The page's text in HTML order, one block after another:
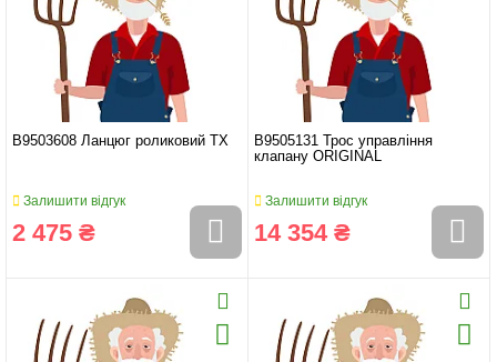
B9503608 Ланцюг роликовий TX
Залишити відгук
2 475 ₴
B9505131 Трос управління
клапану ORIGINAL
Залишити відгук
14 354 ₴